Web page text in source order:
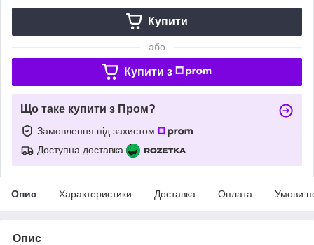
Купити
або
Купити з
Що таке купити з Пром?
Замовлення під захистом
Доступна доставка
Опис Характеристики Доставка Оплата Умови
Опис